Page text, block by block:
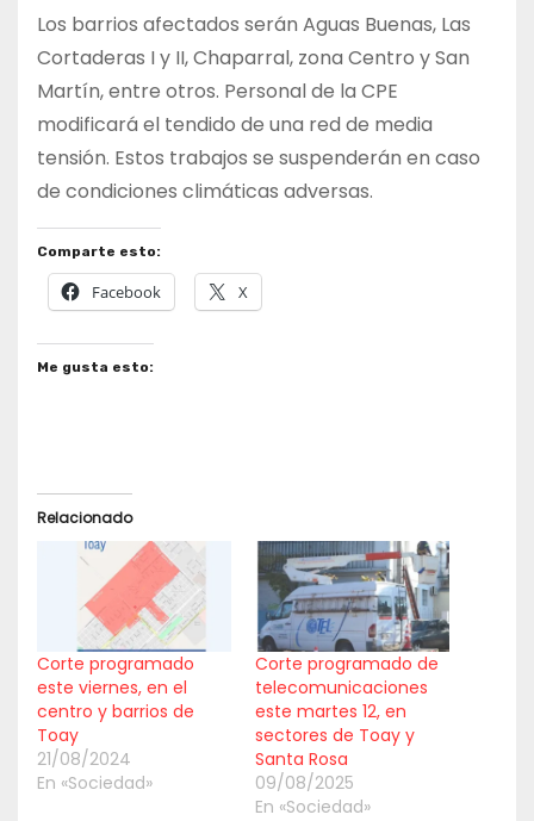
Los barrios afectados serán Aguas Buenas, Las
Cortaderas I y II, Chaparral, zona Centro y San
Martín, entre otros. Personal de la CPE
modificará el tendido de una red de media
tensión. Estos trabajos se suspenderán en caso
de condiciones climáticas adversas.
Comparte esto:
Facebook X
Me gusta esto:
Relacionado
Corte programado
este viernes, en el
centro y barrios de
Toay
21/08/2024
En «Sociedad»
Corte programado de
telecomunicaciones
este martes 12, en
sectores de Toay y
Santa Rosa
09/08/2025
En «Sociedad»